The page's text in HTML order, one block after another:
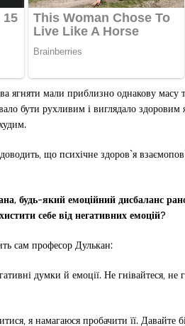
ягняти мали приблизно однакову масу
бути рухливим і виглядало
що психічне здоров`я
будь-який емоційний дисбаланс
себе від негативних емоцій?
сам професор Дулькан:
думки й емоції. Не гнівайтеся, не
я намагаюся пробачити її.